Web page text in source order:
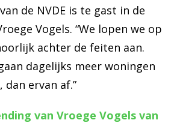
de NVDE is te gast in de
Vogels. “We lopen we op
achter de feiten aan.
dagelijks meer woningen
dan ervan af.”
van Vroege Vogels van